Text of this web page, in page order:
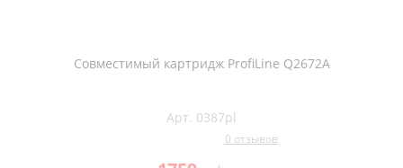
Совместимый картридж ProfiLine Q2672A
Арт. 0387pl
0 отзывов